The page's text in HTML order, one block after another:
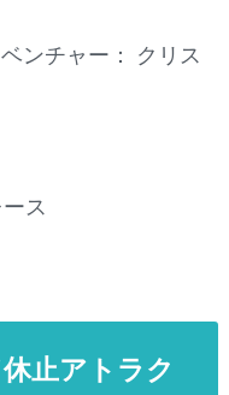
ンチャー： クリス
ス
止アトラク